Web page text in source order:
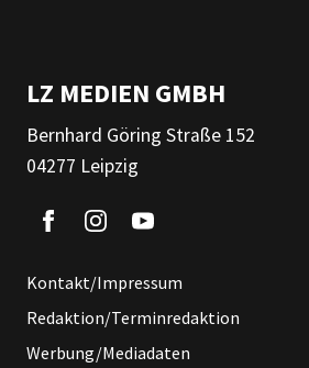
LZ MEDIEN GMBH
Bernhard Göring Straße 152
04277 Leipzig
Kontakt/Impressum
Redaktion/Terminredaktion
Werbung/Mediadaten